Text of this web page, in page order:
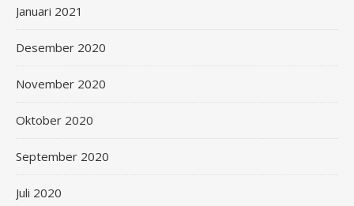
Januari 2021
Desember 2020
November 2020
Oktober 2020
September 2020
Juli 2020